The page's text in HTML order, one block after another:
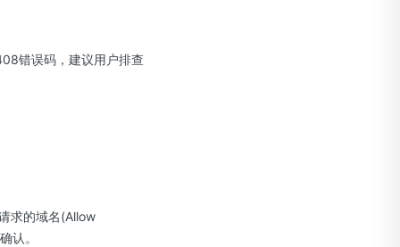
错误码，建议用户排查
求的域名(Allow
认。